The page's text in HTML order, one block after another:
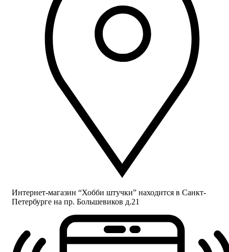
Интернет-магазин “Хобби штучки” находится в Санкт-
Петербурге на пр. Большевиков д.21